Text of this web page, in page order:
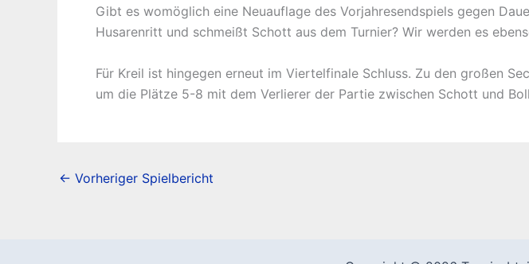
Gibt es womöglich eine Neuauflage des Vorjahresendspiels gegen
Husarenritt und schmeißt Schott aus dem Turnier? Wir werden es
Für Kreil ist hingegen erneut im Viertelfinale Schluss. Zu den großen
um die Plätze 5-8 mit dem Verlierer der Partie zwischen Schott und
← Vorheriger Spielbericht